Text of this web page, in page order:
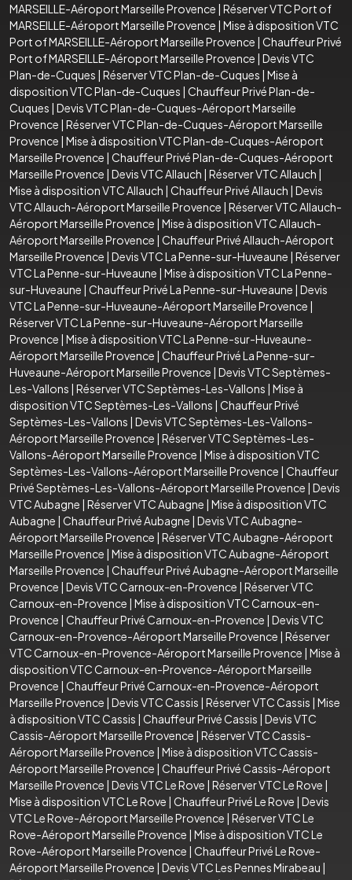
MARSEILLE-Aéroport Marseille Provence | Réserver VTC Port of
MARSEILLE-Aéroport Marseille Provence | Mise à disposition VTC
Port of MARSEILLE-Aéroport Marseille Provence | Chauffeur Privé
Port of MARSEILLE-Aéroport Marseille Provence | Devis VTC
Plan-de-Cuques | Réserver VTC Plan-de-Cuques | Mise à
disposition VTC Plan-de-Cuques | Chauffeur Privé Plan-de-
Cuques | Devis VTC Plan-de-Cuques-Aéroport Marseille
Provence | Réserver VTC Plan-de-Cuques-Aéroport Marseille
Provence | Mise à disposition VTC Plan-de-Cuques-Aéroport
Marseille Provence | Chauffeur Privé Plan-de-Cuques-Aéroport
Marseille Provence | Devis VTC Allauch | Réserver VTC Allauch |
Mise à disposition VTC Allauch | Chauffeur Privé Allauch | Devis
VTC Allauch-Aéroport Marseille Provence | Réserver VTC Allauch-
Aéroport Marseille Provence | Mise à disposition VTC Allauch-
Aéroport Marseille Provence | Chauffeur Privé Allauch-Aéroport
Marseille Provence | Devis VTC La Penne-sur-Huveaune | Réserver
VTC La Penne-sur-Huveaune | Mise à disposition VTC La Penne-
sur-Huveaune | Chauffeur Privé La Penne-sur-Huveaune | Devis
VTC La Penne-sur-Huveaune-Aéroport Marseille Provence |
Réserver VTC La Penne-sur-Huveaune-Aéroport Marseille
Provence | Mise à disposition VTC La Penne-sur-Huveaune-
Aéroport Marseille Provence | Chauffeur Privé La Penne-sur-
Huveaune-Aéroport Marseille Provence | Devis VTC Septèmes-
Les-Vallons | Réserver VTC Septèmes-Les-Vallons | Mise à
disposition VTC Septèmes-Les-Vallons | Chauffeur Privé
Septèmes-Les-Vallons | Devis VTC Septèmes-Les-Vallons-
Aéroport Marseille Provence | Réserver VTC Septèmes-Les-
Vallons-Aéroport Marseille Provence | Mise à disposition VTC
Septèmes-Les-Vallons-Aéroport Marseille Provence | Chauffeur
Privé Septèmes-Les-Vallons-Aéroport Marseille Provence | Devis
VTC Aubagne | Réserver VTC Aubagne | Mise à disposition VTC
Aubagne | Chauffeur Privé Aubagne | Devis VTC Aubagne-
Aéroport Marseille Provence | Réserver VTC Aubagne-Aéroport
Marseille Provence | Mise à disposition VTC Aubagne-Aéroport
Marseille Provence | Chauffeur Privé Aubagne-Aéroport Marseille
Provence | Devis VTC Carnoux-en-Provence | Réserver VTC
Carnoux-en-Provence | Mise à disposition VTC Carnoux-en-
Provence | Chauffeur Privé Carnoux-en-Provence | Devis VTC
Carnoux-en-Provence-Aéroport Marseille Provence | Réserver
VTC Carnoux-en-Provence-Aéroport Marseille Provence | Mise à
disposition VTC Carnoux-en-Provence-Aéroport Marseille
Provence | Chauffeur Privé Carnoux-en-Provence-Aéroport
Marseille Provence | Devis VTC Cassis | Réserver VTC Cassis | Mise
à disposition VTC Cassis | Chauffeur Privé Cassis | Devis VTC
Cassis-Aéroport Marseille Provence | Réserver VTC Cassis-
Aéroport Marseille Provence | Mise à disposition VTC Cassis-
Aéroport Marseille Provence | Chauffeur Privé Cassis-Aéroport
Marseille Provence | Devis VTC Le Rove | Réserver VTC Le Rove |
Mise à disposition VTC Le Rove | Chauffeur Privé Le Rove | Devis
VTC Le Rove-Aéroport Marseille Provence | Réserver VTC Le
Rove-Aéroport Marseille Provence | Mise à disposition VTC Le
Rove-Aéroport Marseille Provence | Chauffeur Privé Le Rove-
Aéroport Marseille Provence | Devis VTC Les Pennes Mirabeau |